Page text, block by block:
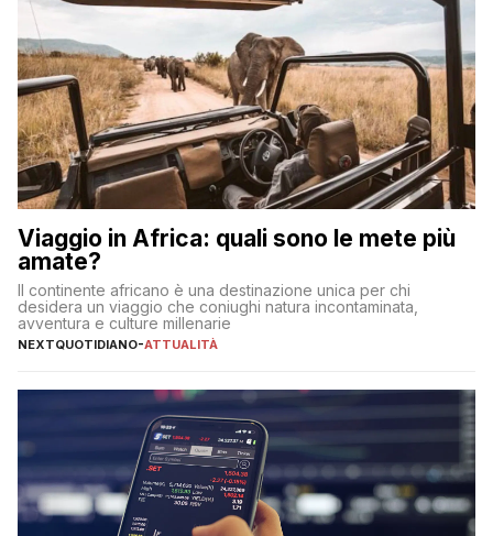
Viaggio in Africa: quali sono le mete più
amate?
Il continente africano è una destinazione unica per chi
desidera un viaggio che coniughi natura incontaminata,
avventura e culture millenarie
NEXTQUOTIDIANO-ATTUALITÀ